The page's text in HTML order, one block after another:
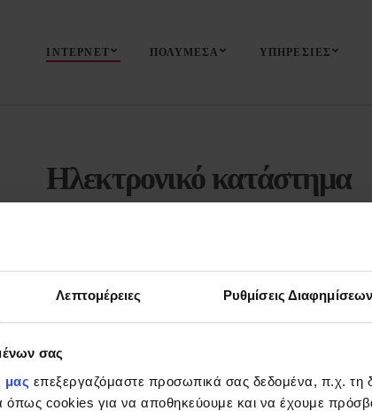
Λεπτομέρειες Ρυθμίσεις Διαφημίσεων
σας
μας επεξεργαζόμαστε προσωπικά σας δεδομένα, π.χ. τη
όπως cookies για να αποθηκεύουμε και να έχουμε
ΙΝΤΕΡΝΕΤ ΠΟΛΥΜΕΣΑ ΥΠΗΡΕΣΙΕΣ
Ηλεκτρονικό κατάστημα
όλο τον κόσμο.